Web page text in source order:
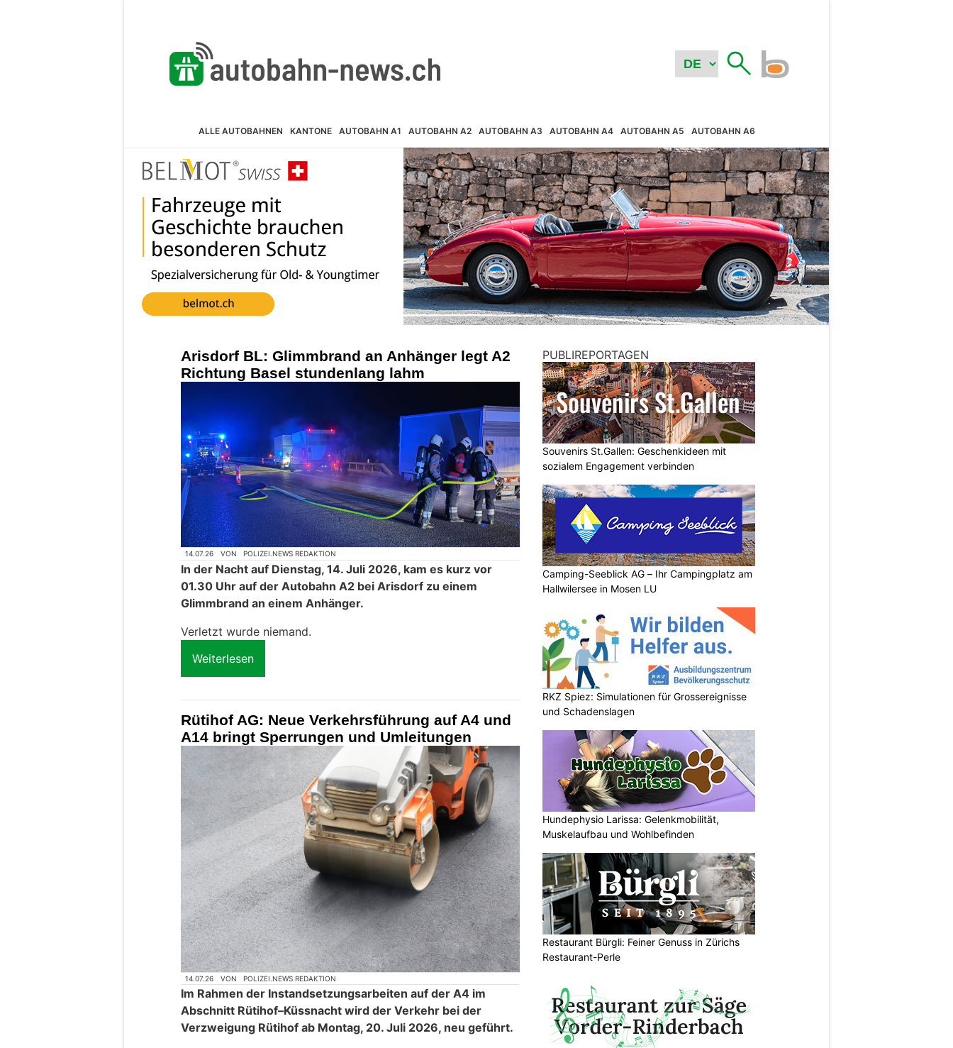
ALLE AUTOBAHNEN KANTONE AUTOBAHN A1 AUTOBAHN A2 AUTOBAHN A3 AUTOBAHN A4 AUTOBAHN A5 AUTOBAHN A6
Arisdorf BL: Glimmbrand an Anhänger legt A2
Richtung Basel stundenlang lahm
14.07.26 VON POLIZEI.NEWS REDAKTION
In der Nacht auf Dienstag, 14. Juli 2026, kam es kurz vor
01.30 Uhr auf der Autobahn A2 bei Arisdorf zu einem
Glimmbrand an einem Anhänger.
Verletzt wurde niemand.
Weiterlesen
Rütihof AG: Neue Verkehrsführung auf A4 und
A14 bringt Sperrungen und Umleitungen
14.07.26 VON POLIZEI.NEWS REDAKTION
Im Rahmen der Instandsetzungsarbeiten auf der A4 im
Abschnitt Rütihof–Küssnacht wird der Verkehr bei der
Verzweigung Rütihof ab Montag, 20. Juli 2026, neu geführt.
PUBLIREPORTAGEN
Souvenirs St.Gallen: Geschenkideen mit
sozialem Engagement verbinden
Camping-Seeblick AG – Ihr Campingplatz am
Hallwilersee in Mosen LU
RKZ Spiez: Simulationen für Grossereignisse
und Schadenslagen
Hundephysio Larissa: Gelenkmobilität,
Muskelaufbau und Wohlbefinden
Restaurant Bürgli: Feiner Genuss in Zürichs
Restaurant-Perle